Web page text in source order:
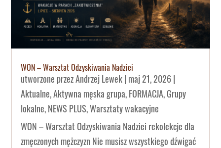
WON – Warsztat Odzyskiwania Nadziei
utworzone przezAndrzej Lewek| maj 21, 2026|
Aktualne,Aktywna męska grupa,FORMACJA,Grupy
lokalne,NEWS PLUS,Warsztaty wakacyjne
WON – Warsztat Odzyskiwania Nadziei rekolekcje dla
zmęczonych mężczyzn Nie musisz wszystkiego dźwigać